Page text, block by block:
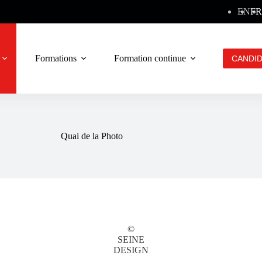
ENFR
Formations Formation continue Contact
Quai de la Photo
©
SEINE
DESIGN